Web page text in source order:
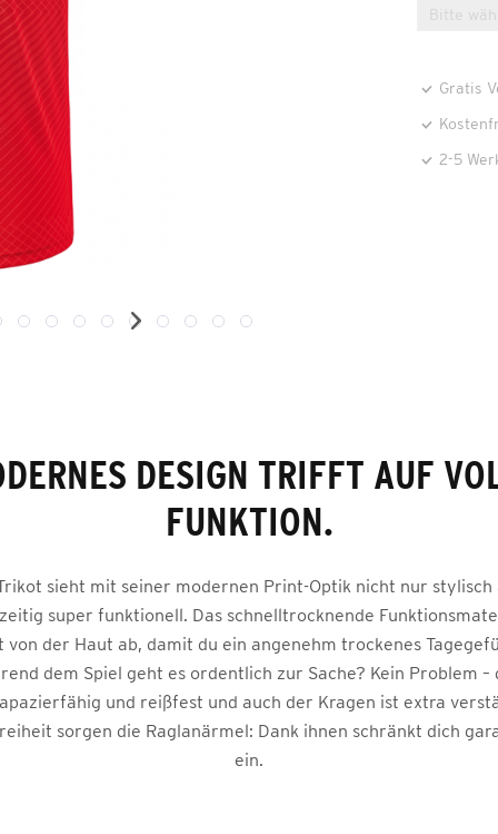
Gratis
2-5
DESIGN TRIFFT AUF
FUNKTION.
sieht mit seiner modernen Print-Optik nicht nur stylisch
super funktionell. Das schnelltrocknende
von der Haut ab, damit du ein angenehm trockenes
dem Spiel geht es ordentlich zur Sache? Kein Problem –
und reißfest und auch der Kragen ist extra
sorgen die Raglanärmel: Dank ihnen schränkt dich
ein.